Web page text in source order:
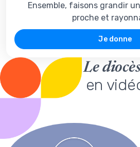
Ensemble, faisons grandir
proche et
Je donne
Le
en